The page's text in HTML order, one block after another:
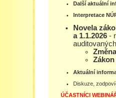
Další aktuální
Interpretace
Novela zákona o účetnictví – EU zákon 316/2025 Sb. účinná od 3.9. 2025
a 1.1.2026 -
Aktuální
Diskuze,
ÚČASTNÍCI